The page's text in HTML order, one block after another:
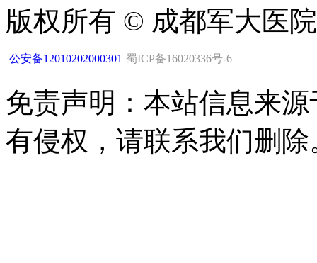
版权所有 © 成都军大医
公安备12010202000301 蜀ICP备16020336号-6
免责声明：本站信息来
有侵权，请联系我们删除